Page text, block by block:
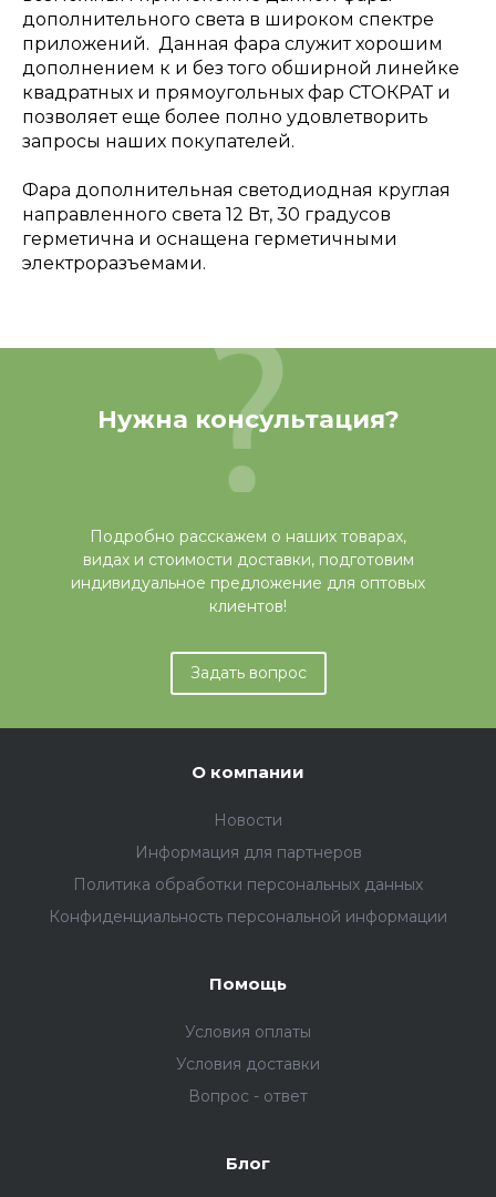
дополнительного света в широком спектре
приложений. Данная фара служит хорошим
дополнением к и без того обширной линейке
квадратных и прямоугольных фар СТОКРАТ и
позволяет еще более полно удовлетворить
запросы наших покупателей.
Фара дополнительная светодиодная круглая
направленного света 12 Вт, 30 градусов
герметична и оснащена герметичными
электроразъемами.
Нужна консультация?
Подробно расскажем о наших товарах,
видах и стоимости доставки, подготовим
индивидуальное предложение для оптовых
клиентов!
Задать вопрос
О компании
Новости
Информация для партнеров
Политика обработки персональных данных
Конфиденциальность персональной информации
Помощь
Условия оплаты
Условия доставки
Вопрос - ответ
Блог